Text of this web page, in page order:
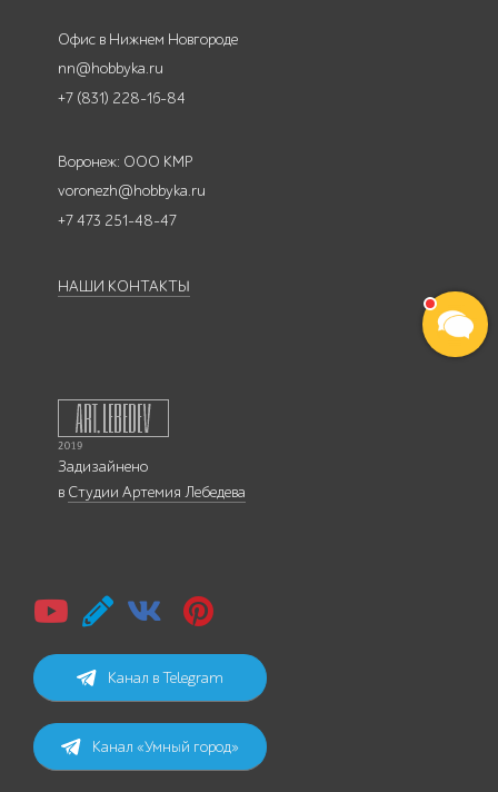
Офис в Нижнем Новгороде
nn@hobbyka.ru
+7 (831) 228-16-84
Воронеж: ООО КМР
voronezh@hobbyka.ru
+7 473 251-48-47
НАШИ КОНТАКТЫ
Задизайнено
в Студии Артемия Лебедева
Канал в Telegram
Канал «Умный город»